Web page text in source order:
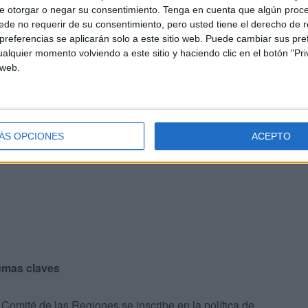
otorgar o negar su consentimiento. Tenga en cuenta que algún
no requerir de su consentimiento, pero usted tiene el derecho de
se aplicarán solo a este sitio web. Puede cambiar sus
momento volviendo a este sitio y haciendo clic en el botón
OPCIONES ACEPTO
a un representante permanente de una Oficna para
un perfil de una persona que sería contratada para
la crisis económica hizo desistir al Gobierno de seguir
y a las cuatro comenzó la ronda de encuentros con
Antonio González Pérez, luego, a
propio delegado, se desplazaron al Centro de
otra entrevista en la Ciudad Autónoma y la
claves